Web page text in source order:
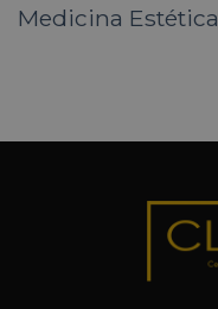
Medicina Estética